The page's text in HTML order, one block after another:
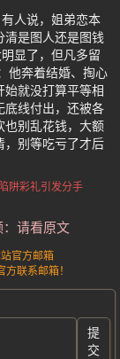
人说，姐弟恋本
清是图人还是图钱
显了，但凡多留
他奔着结婚、掏心
就没打算平等相
底线付出，还被各
也别乱花钱，大额
，别等吃亏了才后
阱彩礼引发分手
请看原文
官方邮箱
联系邮箱！
提
交